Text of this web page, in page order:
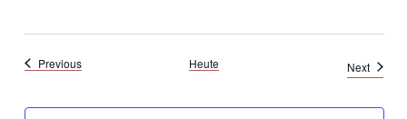
PreviousVeranstaltungen Heute Next